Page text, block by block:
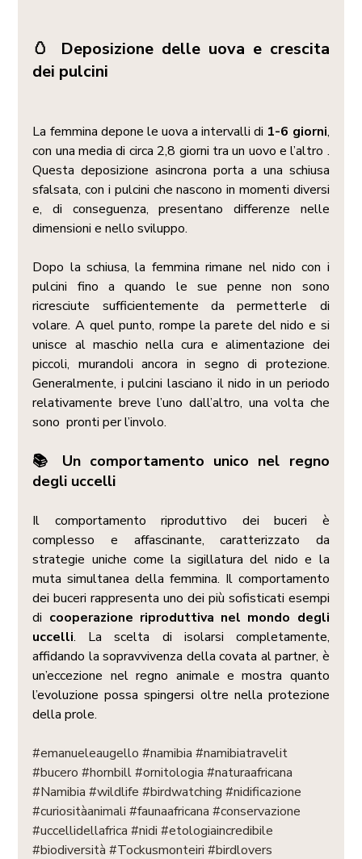
🥚 Deposizione delle uova e crescita
dei pulcini
La femmina depone le uova a intervalli di 1-6 giorni,
con una media di circa 2,8 giorni tra un uovo e l’altro .
Questa deposizione asincrona porta a una schiusa
sfalsata, con i pulcini che nascono in momenti diversi
e, di conseguenza, presentano differenze nelle
dimensioni e nello sviluppo.
Dopo la schiusa, la femmina rimane nel nido con i
pulcini fino a quando le sue penne non sono
ricresciute sufficientemente da permetterle di
volare. A quel punto, rompe la parete del nido e si
unisce al maschio nella cura e alimentazione dei
piccoli, murandoli ancora in segno di protezione.
Generalmente, i pulcini lasciano il nido in un periodo
relativamente breve l’uno dall’altro, una volta che
sono  pronti per l’involo.
📚 Un comportamento unico nel regno
degli uccelli
Il comportamento riproduttivo dei buceri è
complesso e affascinante, caratterizzato da
strategie uniche come la sigillatura del nido e la
muta simultanea della femmina. Il comportamento
dei buceri rappresenta uno dei più sofisticati esempi
di cooperazione riproduttiva nel mondo degli
uccelli. La scelta di isolarsi completamente,
affidando la sopravvivenza della covata al partner, è
un’eccezione nel regno animale e mostra quanto
l’evoluzione possa spingersi oltre nella protezione
della prole.
#emanueleaugello #namibia #namibiatravelit
#bucero #hornbill#ornitologia #naturaafricana
#Namibia #wildlife #birdwatching #nidificazione
#curiositàanimali #faunaafricana #conservazione
#uccellidellafrica #nidi #etologiaincredibile
#biodiversità #Tockusmonteiri #birdlovers